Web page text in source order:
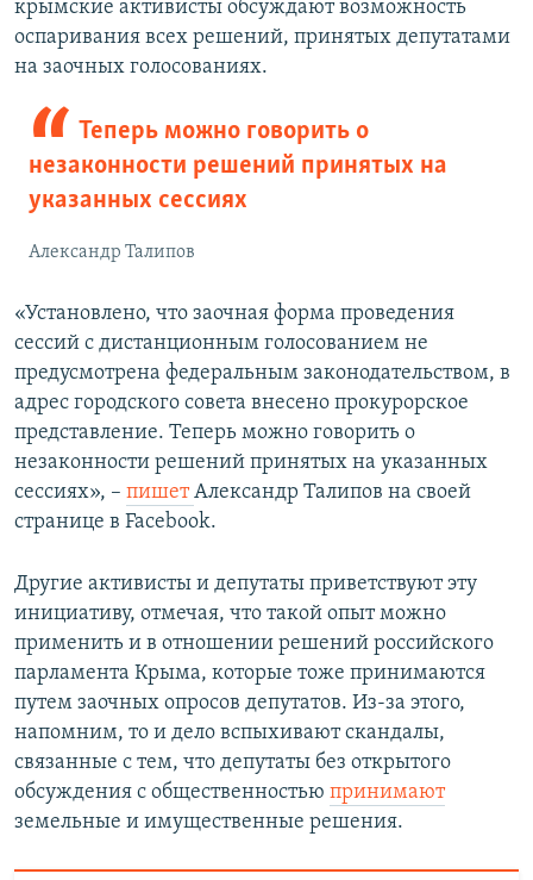
крымские активисты обсуждают возможность
оспаривания всех решений, принятых депутатами
на заочных голосованиях.
Теперь можно говорить о
незаконности решений принятых на
указанных сессиях
Александр Талипов
«Установлено, что заочная форма проведения
сессий с дистанционным голосованием не
предусмотрена федеральным законодательством, в
адрес городского совета внесено прокурорское
представление. Теперь можно говорить о
незаконности решений принятых на указанных
сессиях», – пишетАлександр Талипов на своей
странице в Facebook.
Другие активисты и депутаты приветствуют эту
инициативу, отмечая, что такой опыт можно
применить и в отношении решений российского
парламента Крыма, которые тоже принимаются
путем заочных опросов депутатов. Из-за этого,
напомним, то и дело вспыхивают скандалы,
связанные с тем, что депутаты без открытого
обсуждения с общественностью принимают
земельные и имущественные решения.